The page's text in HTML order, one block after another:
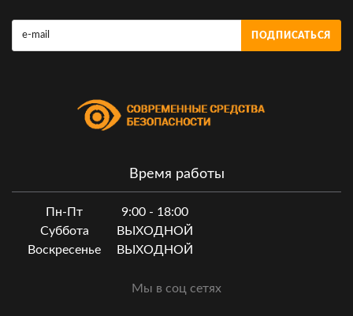
ПОДПИСАТЬСЯ
Время работы
Пн-Пт
9:00 - 18:00
Суббота
ВЫХОДНОЙ
Воскресенье
ВЫХОДНОЙ
Мы в соц сетях